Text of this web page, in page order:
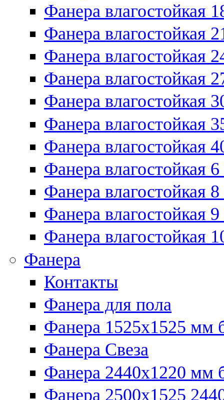
Фанера влагостойкая
Фанера влагостойкая
Фанера влагостойкая
Фанера влагостойкая
Фанера влагостойкая
Фанера влагостойкая
Фанера влагостойкая
Фанера влагостойкая
Фанера влагостойкая
Фанера влагостойкая
Фанера влагостойкая
Фанера
Контакты
Фанера для пола
Фанера 1525x1525 мм
Фанера Свеза
Фанера 2440x1220 мм
Фанера 2500x1525